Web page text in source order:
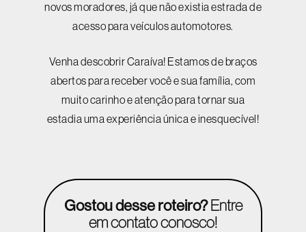
novos moradores, já que não existia estrada de
acesso para veículos automotores.
Venha descobrir Caraíva! Estamos de braços
abertos para receber você e sua família, com
muito carinho e atenção para tornar sua
estadia uma experiência única e inesquecível!
Gostou desse roteiro?Entre
em contato conosco!